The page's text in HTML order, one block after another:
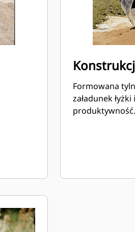
Formowana
załadunek
produktywność.